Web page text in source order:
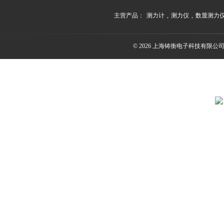
主营产品： 测力计 , 测力仪 , 数显测力
© 2026 上海铸衡电子科技有限公